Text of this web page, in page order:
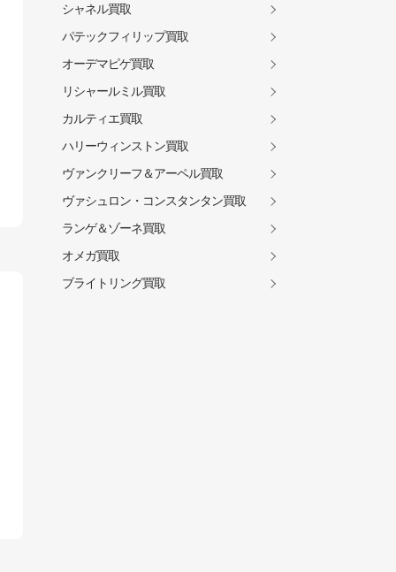
シャネル買取
パテックフィリップ買取
オーデマピゲ買取
リシャールミル買取
カルティエ買取
ハリーウィンストン買取
ヴァンクリーフ＆アーペル買取
ヴァシュロン・コンスタンタン買取
ランゲ＆ゾーネ買取
オメガ買取
ブライトリング買取